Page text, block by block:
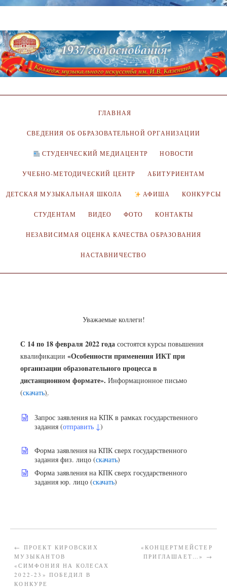
ГЛАВНАЯ
СВЕДЕНИЯ ОБ ОБРАЗОВАТЕЛЬНОЙ ОРГАНИЗАЦИИ
СТУДЕНЧЕСКИЙ МЕДИАЦЕНТР НОВОСТИ
УЧЕБНО-МЕТОДИЧЕСКИЙ ЦЕНТР АБИТУРИЕНТАМ
ДЕТСКАЯ МУЗЫКАЛЬНАЯ ШКОЛА АФИША КОНКУРСЫ
СТУДЕНТАМ ВИДЕО ФОТО КОНТАКТЫ
НЕЗАВИСИМАЯ ОЦЕНКА КАЧЕСТВА ОБРАЗОВАНИЯ
НАСТАВНИЧЕСТВО
Уважаемые коллеги!
С 14 по 18 февраля 2022 года состоятся курсы повышения
квалификации «Особенности применения ИКТ при
организации образовательного процесса в
дистанционном формате». Информационное письмо
(скачать).
Запрос заявления на КПК в рамках государственного
задания (отправить ↓)
Форма заявления на КПК сверх государственного
задания физ. лицо (скачать)
Форма заявления на КПК сверх государственного
задания юр. лицо (скачать)
← ПРОЕКТ КИРОВСКИХ
МУЗЫКАНТОВ
«СИМФОНИЯ НА КОЛЕСАХ
2022-23» ПОБЕДИЛ В
КОНКУРЕ
«КОНЦЕРТМЕЙСТЕР
ПРИГЛАШАЕТ…» →